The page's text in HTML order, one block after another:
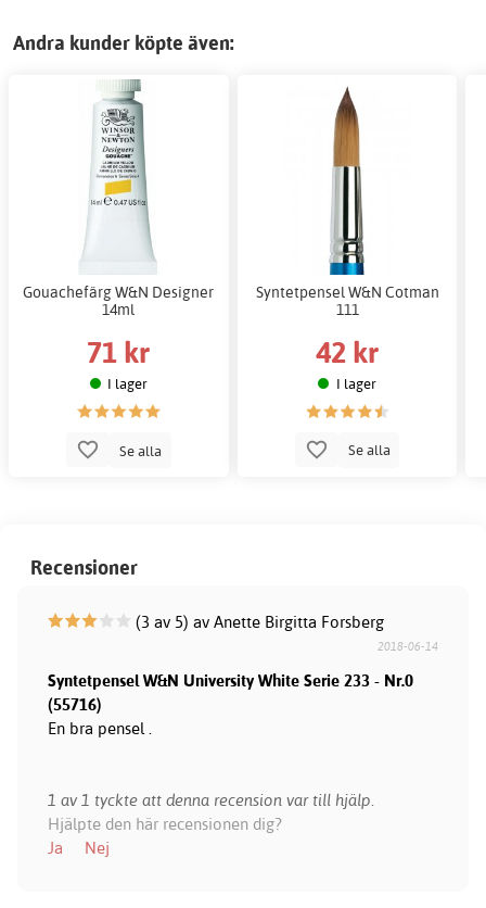
Andra kunder köpte även:
Gouachefärg W&N Designer
14ml
71 kr
I lager
Se alla
Syntetpensel W&N Cotman
111
42 kr
I lager
Se alla
Recensioner
(3 av 5) av Anette Birgitta Forsberg
2018-06-14
Syntetpensel W&N University White Serie 233 - Nr.0
(55716)
En bra pensel .
1 av 1 tyckte att denna recension var till hjälp.
Hjälpte den här recensionen dig?
Ja
Nej